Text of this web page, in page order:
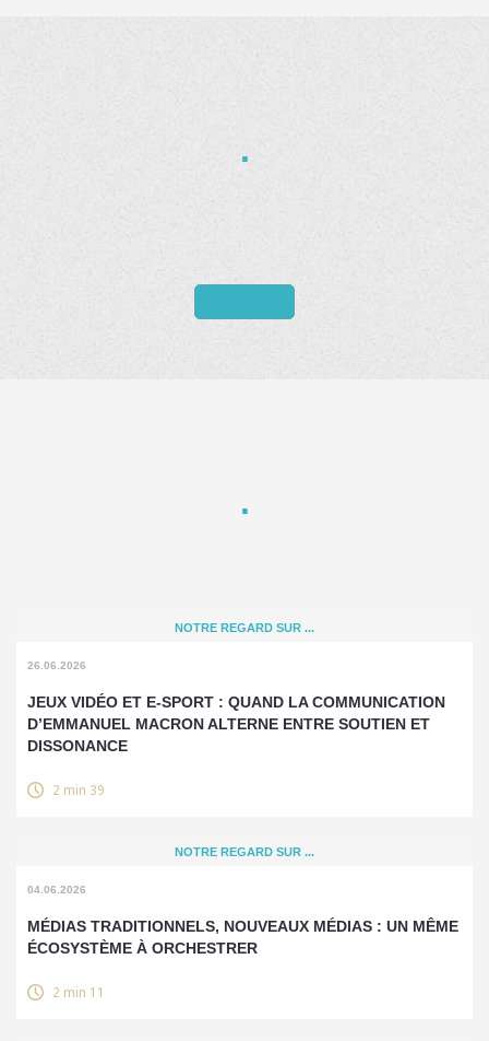
NOTRE REGARD SUR ...
26.06.2026
JEUX VIDÉO ET E-SPORT : QUAND LA COMMUNICATION
D’EMMANUEL MACRON ALTERNE ENTRE SOUTIEN ET
DISSONANCE
2 min 39
NOTRE REGARD SUR ...
04.06.2026
MÉDIAS TRADITIONNELS, NOUVEAUX MÉDIAS : UN MÊME
ÉCOSYSTÈME À ORCHESTRER
2 min 11